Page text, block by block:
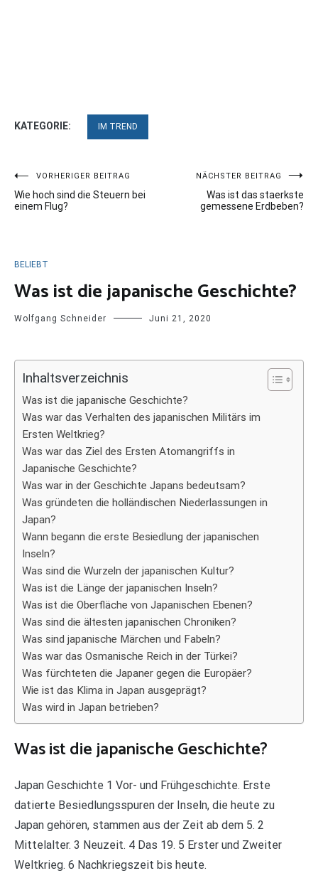
KATEGORIE: IM TREND
Beitragsnavigation
VORHERIGER BEITRAG
Wie hoch sind die Steuern bei
einem Flug?
NÄCHSTER BEITRAG
Was ist das staerkste
gemessene Erdbeben?
BELIEBT
Was ist die japanische Geschichte?
Wolfgang Schneider Juni 21, 2020
Inhaltsverzeichnis
Was ist die japanische Geschichte?
Was war das Verhalten des japanischen Militärs im
Ersten Weltkrieg?
Was war das Ziel des Ersten Atomangriffs in
Japanische Geschichte?
Was war in der Geschichte Japans bedeutsam?
Was gründeten die holländischen Niederlassungen in
Japan?
Wann begann die erste Besiedlung der japanischen
Inseln?
Was sind die Wurzeln der japanischen Kultur?
Was ist die Länge der japanischen Inseln?
Was ist die Oberfläche von Japanischen Ebenen?
Was sind die ältesten japanischen Chroniken?
Was sind japanische Märchen und Fabeln?
Was war das Osmanische Reich in der Türkei?
Was fürchteten die Japaner gegen die Europäer?
Wie ist das Klima in Japan ausgeprägt?
Was wird in Japan betrieben?
Was ist die japanische Geschichte?
Japan Geschichte 1 Vor- und Frühgeschichte. Erste
datierte Besiedlungsspuren der Inseln, die heute zu
Japan gehören, stammen aus der Zeit ab dem 5. 2
Mittelalter. 3 Neuzeit. 4 Das 19. 5 Erster und Zweiter
Weltkrieg. 6 Nachkriegszeit bis heute.